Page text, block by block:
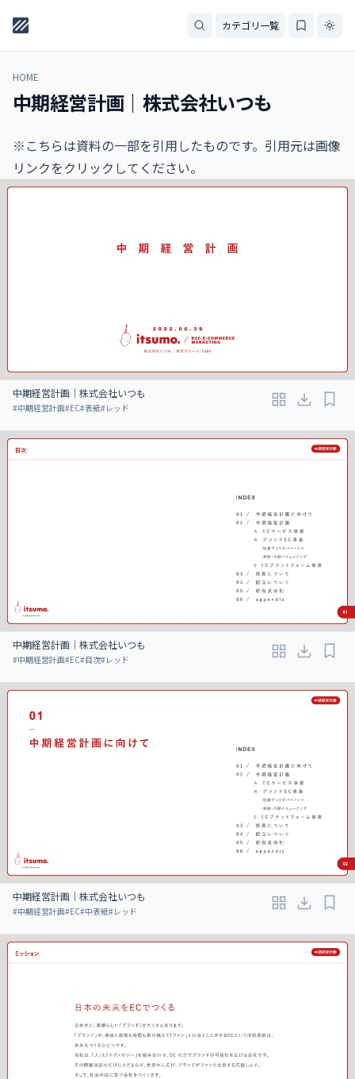
カテゴリ一覧
HOME
中期経営計画｜株式会社いつも
※こちらは資料の一部を引用したものです。引用元は画像
リンクをクリックしてください。
中期経営計画｜株式会社いつも
#中期経営計画#EC#表紙#レッド
中期経営計画｜株式会社いつも
#中期経営計画#EC#目次#レッド
中期経営計画｜株式会社いつも
#中期経営計画#EC#中表紙#レッド